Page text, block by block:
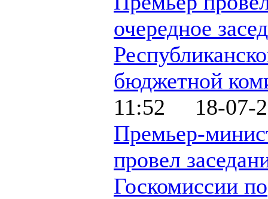
очередное
бюджетной
11:52 18-07-
Премьер-
провел
Госкомиссии по